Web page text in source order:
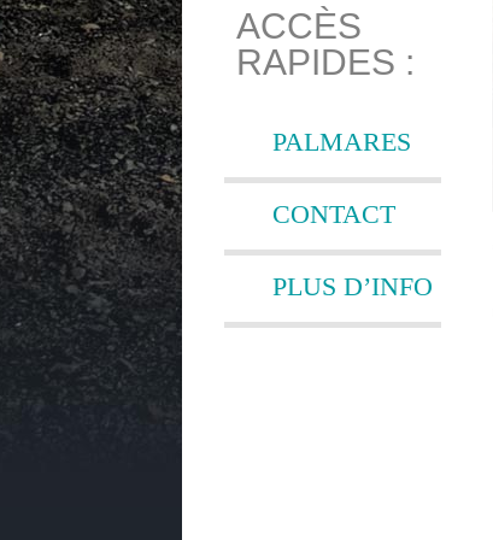
ACCÈS
RAPIDES :
PALMARES
CONTACT
PLUS D’INFO